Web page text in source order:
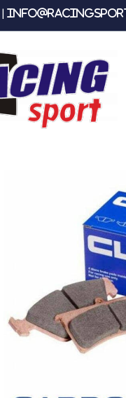
|
Carbone Lorraine